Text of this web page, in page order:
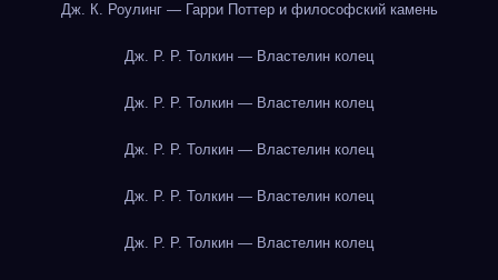
Дж. К. Роулинг — Гарри Поттер и философский камень
Дж. Р. Р. Толкин — Властелин колец
Дж. Р. Р. Толкин — Властелин колец
Дж. Р. Р. Толкин — Властелин колец
Дж. Р. Р. Толкин — Властелин колец
Дж. Р. Р. Толкин — Властелин колец